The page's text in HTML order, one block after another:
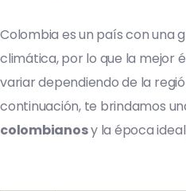
Colombia es un país con una
climática, por lo que la mejor
variar dependiendo de la
continuación, te brindamos
colombianosy la época